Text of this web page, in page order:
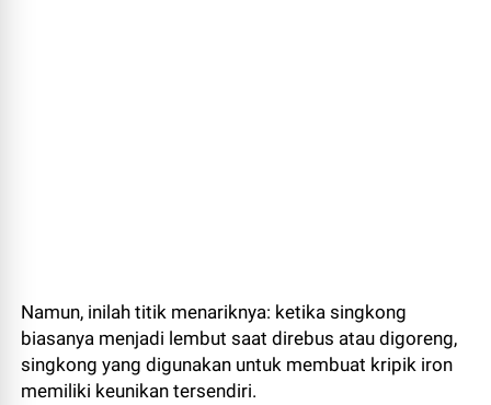
Namun, inilah titik menariknya: ketika singkong
biasanya menjadi lembut saat direbus atau digoreng,
singkong yang digunakan untuk membuat kripik iron
memiliki keunikan tersendiri.